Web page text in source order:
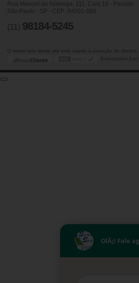
Rua Manoel da Nóbrega, 111, Conj 10 - Paraíso
São Paulo - SP - CEP: 04001-080
(11) 98184-5245
O inteiro teor deste site está sujeito à proteção de direitos
Scansystem (Lei
OlÃ¡! Fale